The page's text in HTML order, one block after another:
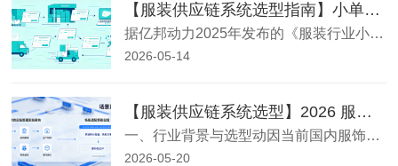
【服装供应链系统选型指南】小单快反时代，生产排程如何“秒级响应”客户订单变化？
据亿邦动力2025年发布的《服装行业小单快反实施调研报告》，82%的服装企业表示其生产计划系统无法有效应对频繁的订单变更，“计划赶不上变化”成为生产管理常态，平均每单产生3.2次计划调整。数据来源：亿邦动力网。本文将从生产排程原理、自定义进度节点、生产报工三个模块，解析如何通过专业的【服装供应链系统
2026-05-14
【服装供应链系统选型】2026 服装供应链管理系统选型指南：高效交付的场景适配策略
一、行业背景与选型动因当前国内服饰产业全面迈入小批量快反、多款式短周期发展新阶段，市场需求迭代速度加快，品牌上新频次持续提升。传统模式下信息孤岛、上下游协作低效、生产交付周期偏长、库存管控混乱等痛点，已严重制约企业发展。在此背景下，数字化供应链升级成为服装企业提升核心竞争力的关键举措，众多品牌、电商
2026-05-20